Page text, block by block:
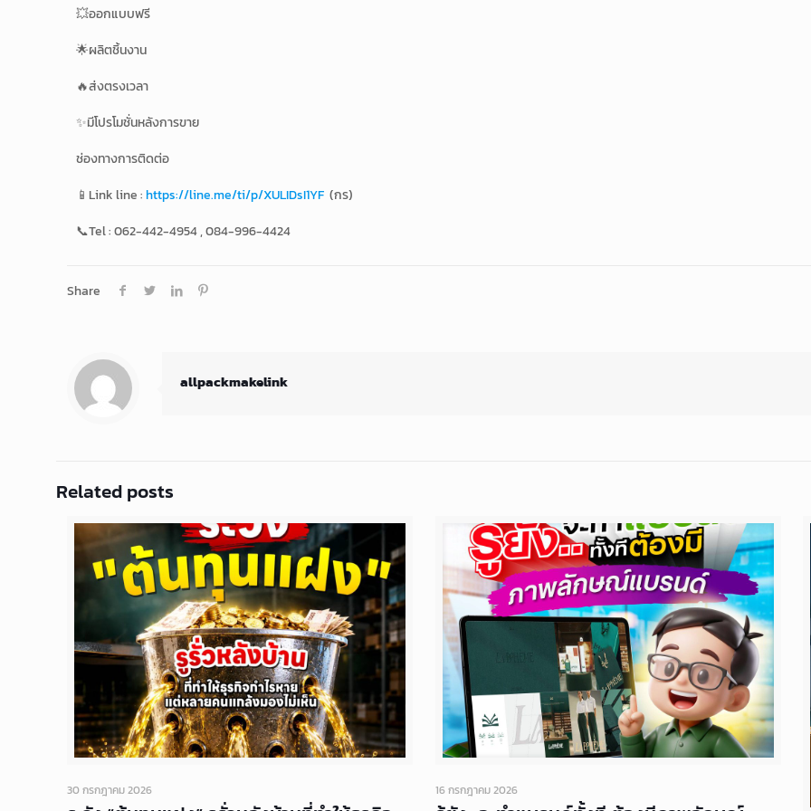
💥ออกแบบฟรี
🌟ผลิตชิ้นงาน
🔥ส่งตรงเวลา
✨มีโปรโมชั่นหลังการขาย
ช่องทางการติดต่อ
📱Link line :https://line.me/ti/p/XULIDsI1YF (กร)
📞Tel : 062-442-4954 , 084-996-4424
Share
allpackmakelink
Related posts
30 กรกฎาคม 2026 16 กรกฎาคม 2026